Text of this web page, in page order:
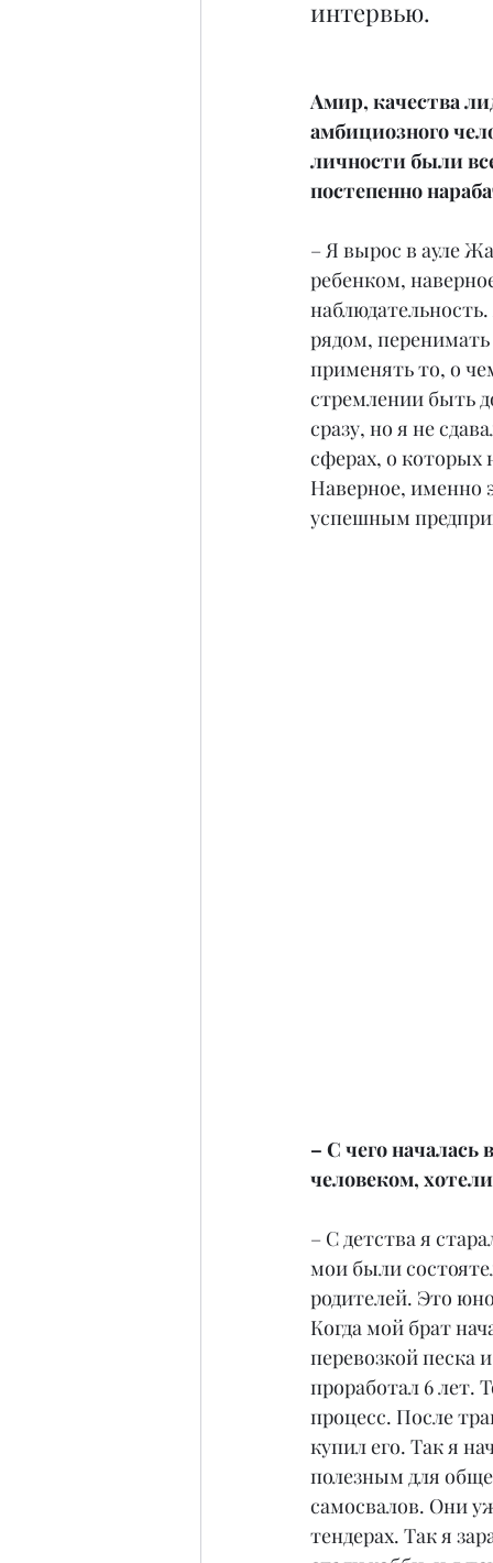
интервью.
Амир, качества
амбициозного
личности были
постепенно
– Я вырос в ауле
ребенком,
рядом, перенимать
применять то, о
стремлении быть
сразу, но я не
сферах, о которых
Наверное, именно
успешным
– С чего
человеком,
– С детства я
мои были
родителей. Это
Когда мой брат
перевозкой песка
проработал 6 лет.
процесс. После
купил его. Так я
полезным для
самосвалов. Они
тендерах. Так я